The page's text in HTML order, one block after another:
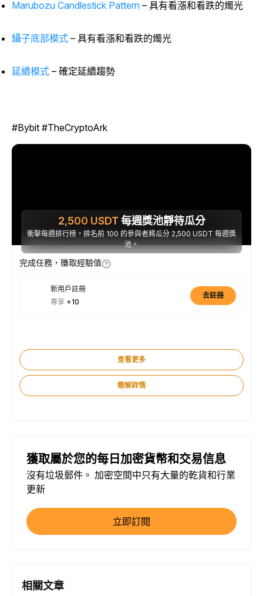
Marubozu Candlestick Pattern – 具有看漲和看跌的燭光
鑷子底部模式 – 具有看漲和看跌的燭光
延續模式 – 確定延續趨勢
#Bybit #TheCryptoArk
2,500 USDT 每週獎池靜待瓜分
衝擊每週排行榜，排名前 100 的參與者將瓜分 2,500 USDT 每週獎
池。
完成任務，賺取經驗值
新用戶註冊
專享 +10
去註冊
查看更多
瞭解詳情
獲取屬於您的每日加密貨幣和交易信息
沒有垃圾郵件。 加密空間中只有大量的乾貨和行業
更新
立即訂閱
相關文章